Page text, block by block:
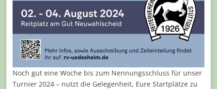
Noch gut eine Woche bis zum Nennungsschluss für unser
Turnier 2024 – nutzt die Gelegenheit, Eure Startplätze zu